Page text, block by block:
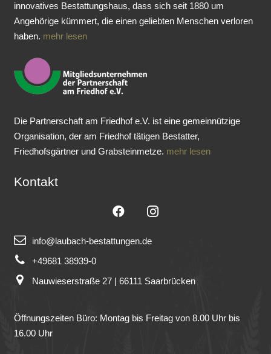
innovatives Bestattungshaus, dass sich seit 1880 um
Angehörige kümmert, die einen geliebten Menschen verloren
haben. mehr lesen
Die Partnerschaft am Friedhof e.V. ist eine gemeinnützige
Organisation, der am Friedhof tätigen Bestatter,
Friedhofsgärtner und Grabsteinmetze. mehr lesen
Kontakt
info@laubach-bestattungen.de
+49681 38939-0
Nauwieserstraße 27 | 66111 Saarbrücken
Öffnungszeiten Büro: Montag bis Freitag von 8.00 Uhr bis
16.00 Uhr